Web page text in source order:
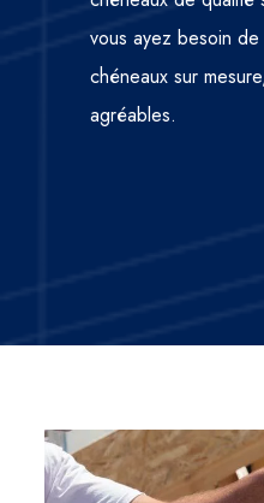
vous ayez besoin
chéneaux sur
agréables.